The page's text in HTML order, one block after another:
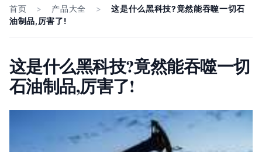
首页 > 产品大全 >
这是什么黑科技?竟然能吞噬一切石
油制品,厉害了!
这是什么黑科技?竟然能吞噬一切
石油制品,厉害了!